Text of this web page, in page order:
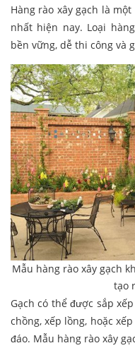
Hàng rào xây gạch là
nhất hiện nay. Loại
bền vững, dễ thi công và
Mẫu hàng rào xây gạch
tạo
Gạch có thể được sắp
chồng, xếp lồng, hoặc
đáo. Mẫu hàng rào xây